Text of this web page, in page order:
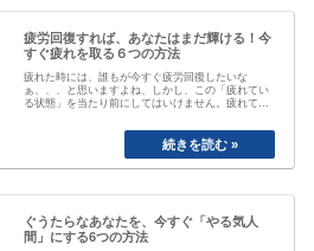
疲労回復すれば、あなたはまだ輝ける！今
すぐ疲れを取る６つの方法
疲れた時には、誰もが今すぐ疲労回復したいな
ぁ、、、と思いますよね、しかし、この「疲れてい
る状態」を当たり前にしてはいけません。疲れてい
がて気付かなくなってしまいます。「最近疲れてい
ますよね」と誰かに声を掛けられるまで、自分は大
丈夫と思ってしまっていたり、いつのまにか覇気が
感…
ぐうたらなあなたを、今すぐ「やる気人
間」にする6つの方法